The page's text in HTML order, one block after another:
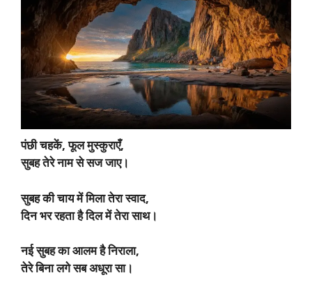
पंछी चहकें, फूल मुस्कुराएँ,
सुबह तेरे नाम से सज जाए।
सुबह की चाय में मिला तेरा स्वाद,
दिन भर रहता है दिल में तेरा साथ।
नई सुबह का आलम है निराला,
तेरे बिना लगे सब अधूरा सा।